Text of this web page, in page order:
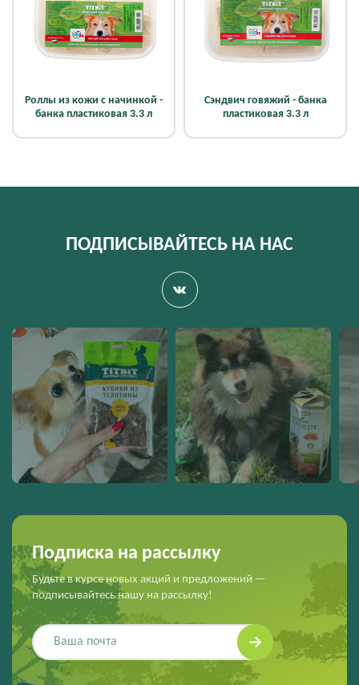
Роллы из кожи с начинкой -
банка пластиковая 3.3 л
Сэндвич говяжий - банка
пластиковая 3.3 л
ПОДПИСЫВАЙТЕСЬ НА НАС
Подписка на рассылку
Будьте в курсе новых акций и предложений —
подписывайтесь нашу на рассылку!